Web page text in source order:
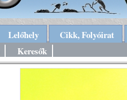
Lelőhely
Cikk, Folyóirat
Keresők